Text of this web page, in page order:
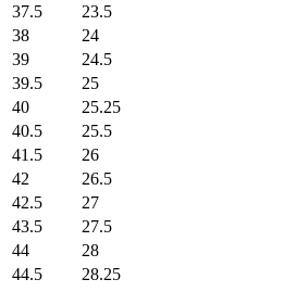
37.5
23.5
38
24
39
24.5
39.5
25
40
25.25
40.5
25.5
41.5
26
42
26.5
42.5
27
43.5
27.5
44
28
44.5
28.25